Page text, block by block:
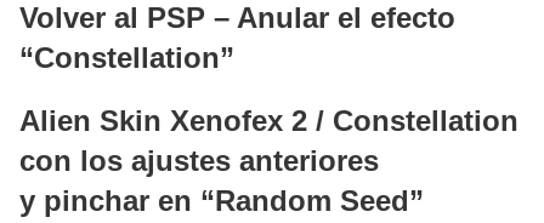
Volver al PSP – Anular el efecto
“Constellation”
Alien Skin Xenofex 2 / Constellation
con los ajustes anteriores
y pinchar en “Random Seed”